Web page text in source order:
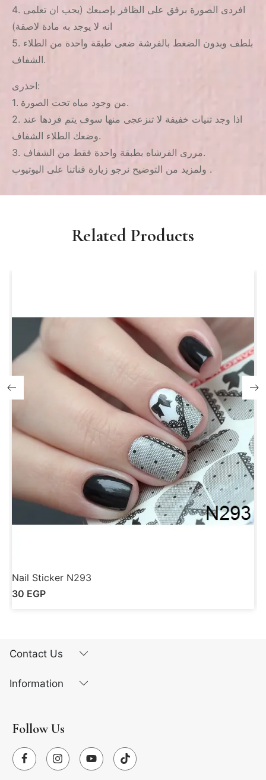
4. افردى الصورة برفق على الظافر بإصبعك (يجب ان تعلمى
انه لا يوجد به مادة لاصقة)
5. بلطف وبدون الضغط بالفرشة ضعى طبقة واحدة من الطلاء
الشفاف.
احذرى:
1. من وجود مياه تحت الصورة.
2. اذا وجد تنيات خفيفة لا تنزعجى منها سوف يتم فردها عند
وضعك الطلاء الشفاف.
3. مررى الفرشاه بطبقة واحدة فقط من الشفاف.
ولمزيد من التوضيح نرجو زيارة قناتنا على اليوتيوب .
Related Products
Nail Sticker N293
30 EGP
Contact Us
Information
Follow Us